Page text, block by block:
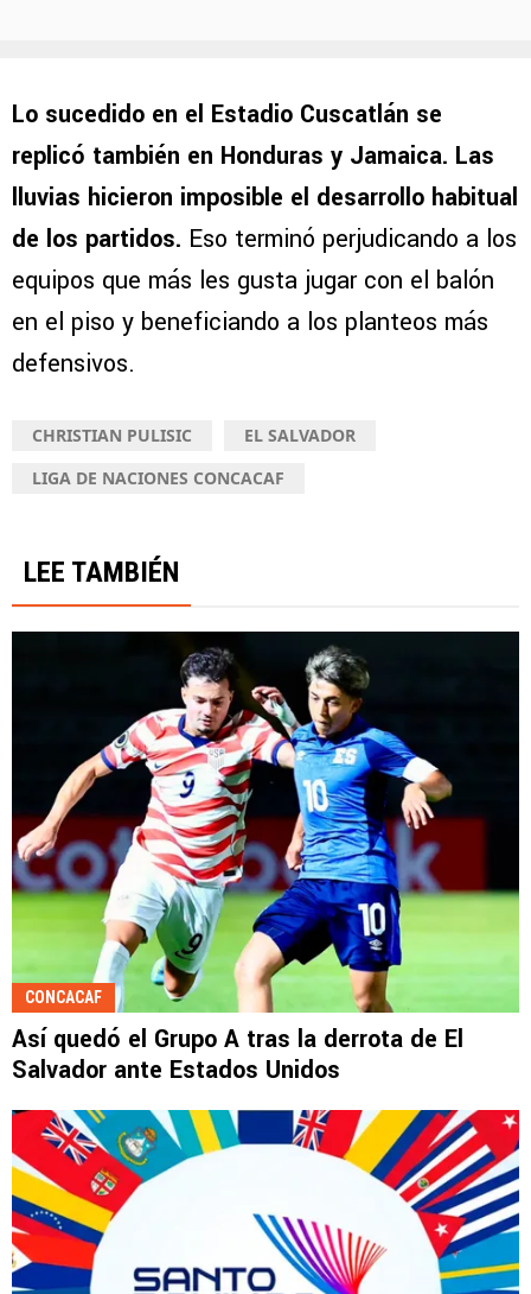
Lo sucedido en el Estadio Cuscatlán se
replicó también en Honduras y Jamaica. Las
lluvias hicieron imposible el desarrollo habitual
de los partidos. Eso terminó perjudicando a los
equipos que más les gusta jugar con el balón
en el piso y beneficiando a los planteos más
defensivos.
CHRISTIAN PULISIC
EL SALVADOR
LIGA DE NACIONES CONCACAF
LEE TAMBIÉN
CONCACAF
Así quedó el Grupo A tras la derrota de El
Salvador ante Estados Unidos